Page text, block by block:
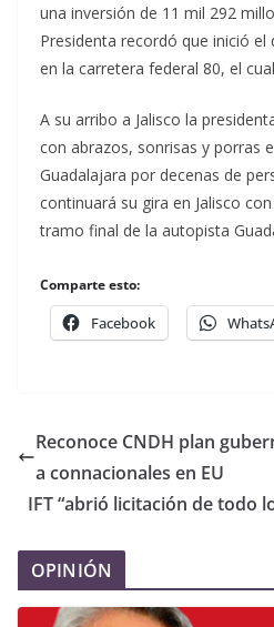
una inversión de 11 mil 292
Presidenta recordó que inició el
en la carretera federal 80, el
A su arribo a Jalisco la
con abrazos, sonrisas y porras
Guadalajara por decenas de
continuará su gira en Jalisco
tramo final de la autopista
Comparte esto:
Facebook
Reconoce CNDH plan
a connacionales en EU
IFT “abrió licitación de todo
OPINIÓN